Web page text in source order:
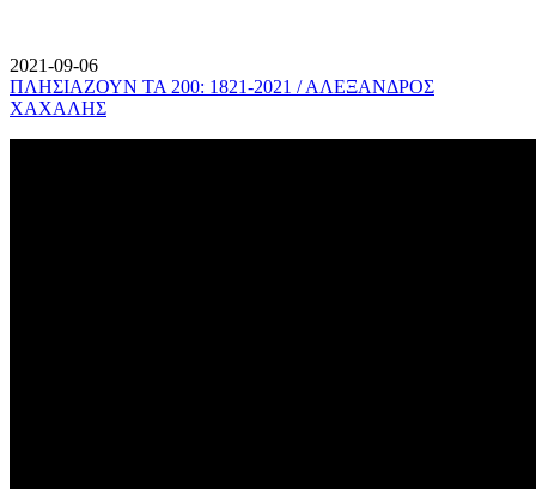
2021-09-06
ΠΛΗΣΙΑΖΟΥΝ ΤΑ 200: 1821-2021 / ΑΛΕΞΑΝΔΡΟΣ
ΧΑΧΑΛΗΣ